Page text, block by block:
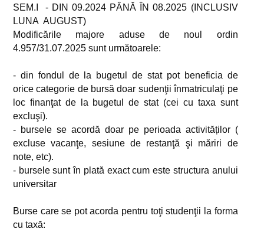
SEM.I - DIN 09.2024 PÂNĂ ÎN 08.2025 (INCLUSIV
LUNA AUGUST)
Modificările majore aduse de noul ordin
4.957/31.07.2025 sunt următoarele:
- din fondul de la bugetul de stat pot beneficia de
orice categorie de bursă doar sudenţii înmatriculaţi pe
loc finanţat de la bugetul de stat (cei cu taxa sunt
excluşi).
- bursele se acordă doar pe perioada activităților (
excluse vacanţe, sesiune de restanţă şi măriri de
note, etc).
- bursele sunt în plată exact cum este structura anului
universitar
Burse care se pot acorda pentru toţi studenţii la forma
cu taxă: